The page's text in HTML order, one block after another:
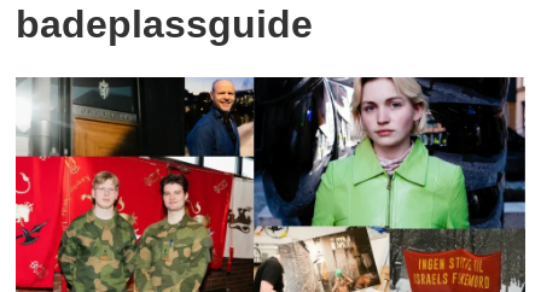
badeplassguide